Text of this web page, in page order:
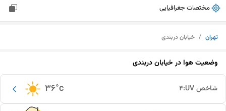
مختصات جغرافیایی
تهران / خیابان دربندی
وضعیت هوا درخیابان دربندی
36°c شاخص UV: 4